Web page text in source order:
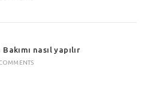
nasıl yapılır